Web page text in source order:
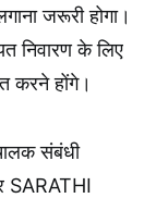
जरूरी होगा।
निवारण के लिए
करने होंगे।
संबंधी
SARATHI